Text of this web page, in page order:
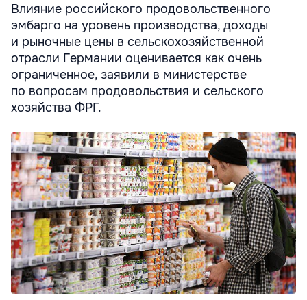
Влияние российского продовольственного
эмбарго на уровень производства, доходы
и рыночные цены в сельскохозяйственной
отрасли Германии оценивается как очень
ограниченное, заявили в министерстве
по вопросам продовольствия и сельского
хозяйства ФРГ.